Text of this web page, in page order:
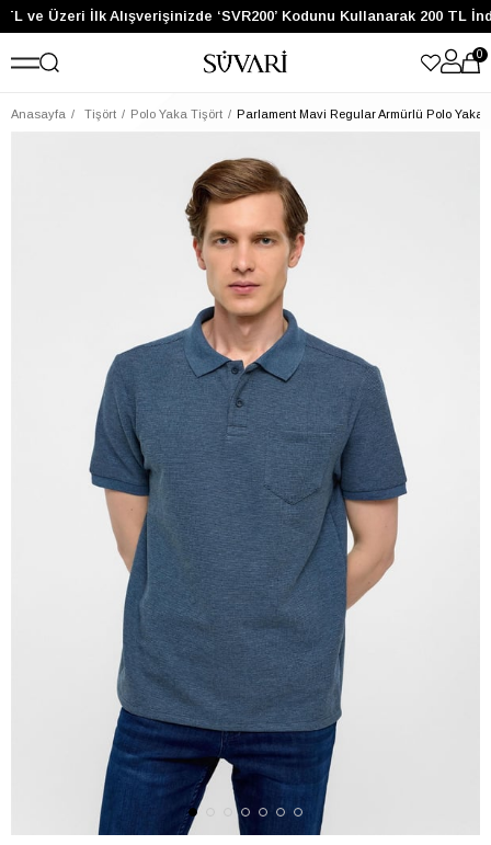
ve Üzeri İlk Alışverişinizde ‘SVR200’ Kodunu Kullanarak 200 TL
0
Anasayfa Tişört Polo Yaka Tişört Parlament Mavi Regular Armürlü Polo Yaka